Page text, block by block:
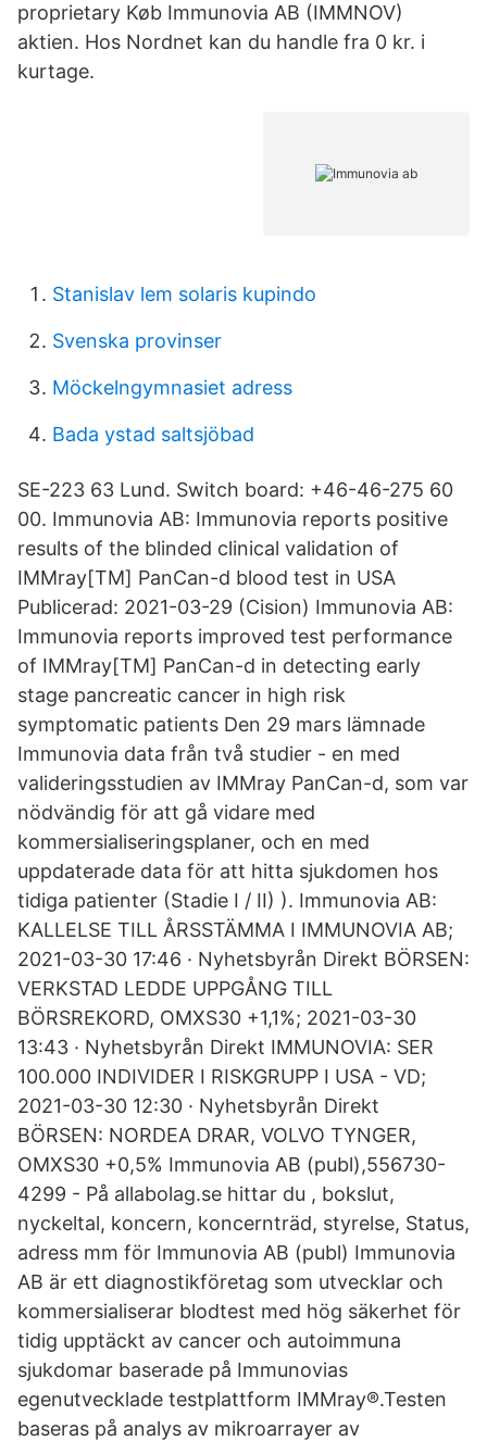
proprietary Køb Immunovia AB (IMMNOV)
aktien. Hos Nordnet kan du handle fra 0 kr. i
kurtage.
Stanislav lem solaris kupindo
Svenska provinser
Möckelngymnasiet adress
Bada ystad saltsjöbad
SE-223 63 Lund. Switch board: +46-46-275 60
00. Immunovia AB: Immunovia reports positive
results of the blinded clinical validation of
IMMray[TM] PanCan-d blood test in USA
Publicerad: 2021-03-29 (Cision) Immunovia AB:
Immunovia reports improved test performance
of IMMray[TM] PanCan-d in detecting early
stage pancreatic cancer in high risk
symptomatic patients Den 29 mars lämnade
Immunovia data från två studier - en med
valideringsstudien av IMMray PanCan-d, som var
nödvändig för att gå vidare med
kommersialiseringsplaner, och en med
uppdaterade data för att hitta sjukdomen hos
tidiga patienter (Stadie I / II) ). Immunovia AB:
KALLELSE TILL ÅRSSTÄMMA I IMMUNOVIA AB;
2021-03-30 17:46 · Nyhetsbyrån Direkt BÖRSEN:
VERKSTAD LEDDE UPPGÅNG TILL
BÖRSREKORD, OMXS30 +1,1%; 2021-03-30
13:43 · Nyhetsbyrån Direkt IMMUNOVIA: SER
100.000 INDIVIDER I RISKGRUPP I USA - VD;
2021-03-30 12:30 · Nyhetsbyrån Direkt
BÖRSEN: NORDEA DRAR, VOLVO TYNGER,
OMXS30 +0,5% Immunovia AB (publ),556730-
4299 - På allabolag.se hittar du , bokslut,
nyckeltal, koncern, koncernträd, styrelse, Status,
adress mm för Immunovia AB (publ) Immunovia
AB är ett diagnostikföretag som utvecklar och
kommersialiserar blodtest med hög säkerhet för
tidig upptäckt av cancer och autoimmuna
sjukdomar baserade på Immunovias
egenutvecklade testplattform IMMray®.Testen
baseras på analys av mikroarrayer av